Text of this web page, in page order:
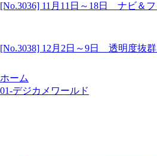
[No.3036] 11月11日～18日 ナビ＆
[No.3038] 12月2日～9日 透明度抜群
ホーム
01-デジカメワールド